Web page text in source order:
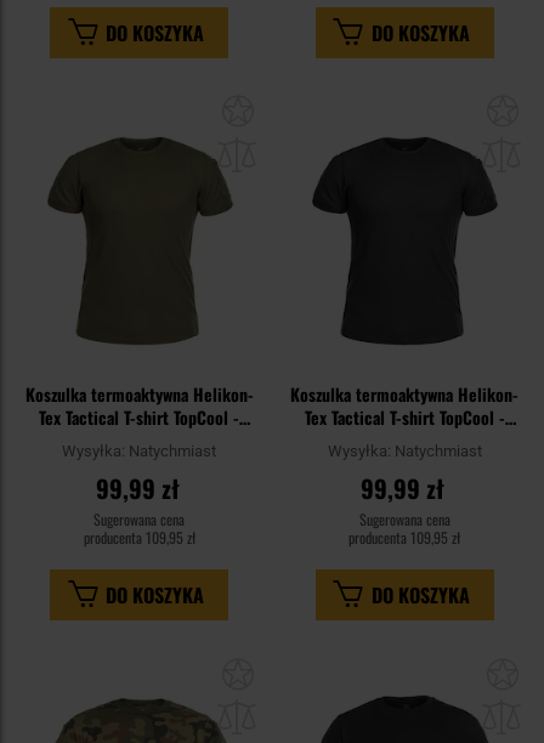
DO KOSZYKA DO KOSZYKA
schowka
Koszulka termoaktywna Helikon-
Tex Tactical T-shirt TopCool -
Olive Green
Wysyłka: Natychmiast
99,99 zł
Sugerowana cena
producenta 109,95 zł
DO KOSZYKA
Koszulka termoaktywna Helikon-
Tex Tactical T-shirt TopCool -
Black
Wysyłka: Natychmiast
99,99 zł
Sugerowana cena
producenta 109,95 zł
DO KOSZYKA
schowka